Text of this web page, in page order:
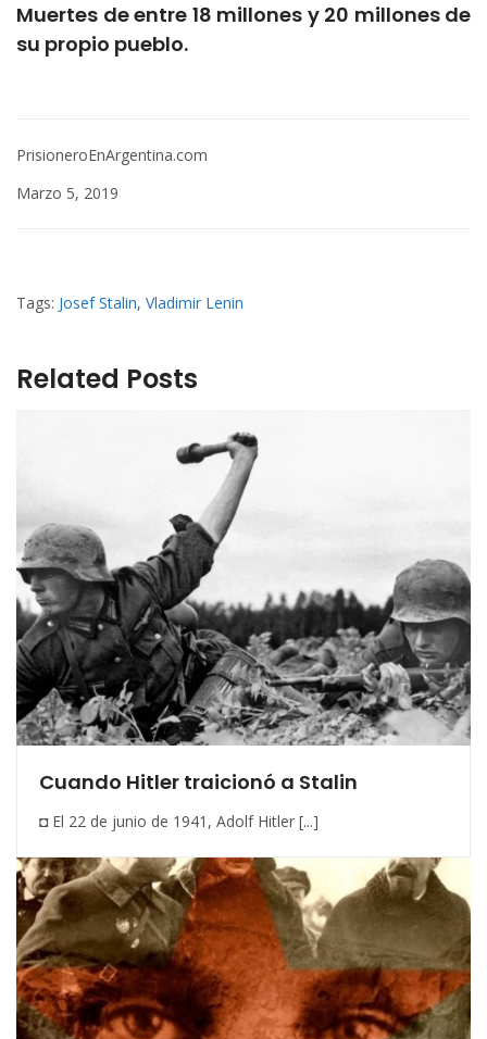
Muertes de entre 18 millones y 20 millones de
su propio pueblo.
PrisioneroEnArgentina.com
Marzo 5, 2019
Tags: Josef Stalin, Vladimir Lenin
Related Posts
Cuando Hitler traicionó a Stalin
◘ El 22 de junio de 1941, Adolf Hitler [...]